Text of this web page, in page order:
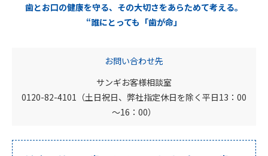
歯とお口の健康を守る、その大切さをあらためて考える。
“誰にとっても「歯が命」
お問い合わせ先
サンギお客様相談室
0120-82-4101（土日祝日、弊社指定休日を除く平日13：00
～16：00）